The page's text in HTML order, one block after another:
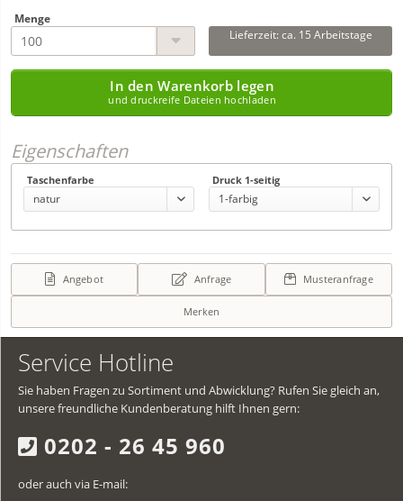
Menge
Lieferzeit: ca. 15 Arbeitstage
In den Warenkorb legen
und druckreife Dateien hochladen
Eigenschaften
Taschenfarbe Druck 1-seitig
Angebot Anfrage Musteranfrage
Merken
Service Hotline
Sie haben Fragen zu Sortiment und Abwicklung? Rufen Sie gleich an,
unsere freundliche Kundenberatung hilft Ihnen gern:
0202 - 26 45 960
oder auch via E-mail: